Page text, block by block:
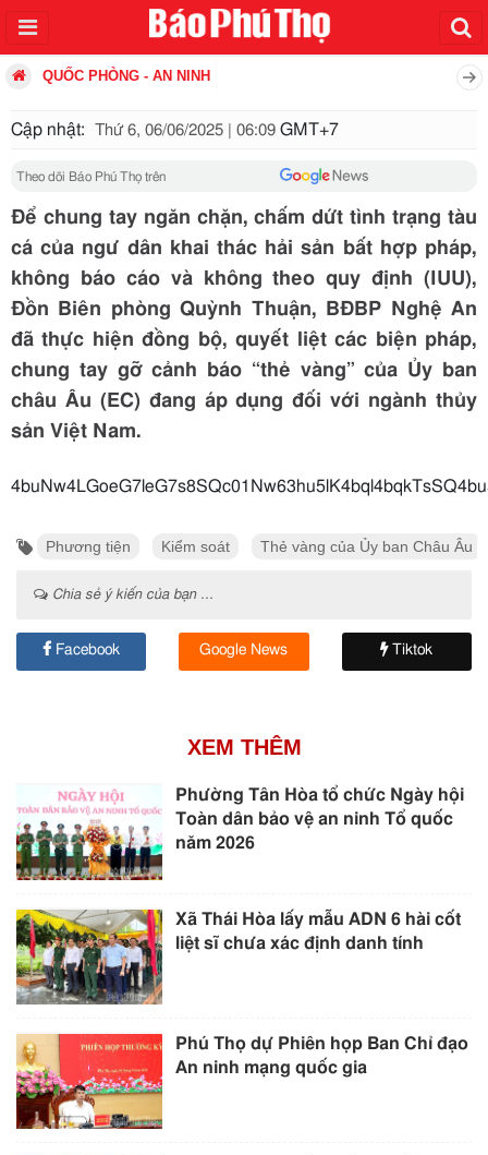
QUỐC PHÒNG - AN NINH
Cập nhật: Thứ 6, 06/06/2025 | 06:09 GMT+7
Theo dõi Báo Phú Thọ trên
Để chung tay ngăn chặn, chấm dứt tình trạng tàu
cá của ngư dân khai thác hải sản bất hợp pháp,
không báo cáo và không theo quy định (IUU),
Đồn Biên phòng Quỳnh Thuận, BĐBP Nghệ An
đã thực hiện đồng bộ, quyết liệt các biện pháp,
chung tay gỡ cảnh báo “thẻ vàng” của Ủy ban
châu Âu (EC) đang áp dụng đối với ngành thủy
sản Việt Nam.
Phương tiện Kiểm soát Thẻ vàng của Ủy ban Châu Âu
Chia sẻ ý kiến của bạn ...
Facebook Google News Tiktok
XEM THÊM
Phường Tân Hòa tổ chức Ngày hội
Toàn dân bảo vệ an ninh Tổ quốc
năm 2026
Xã Thái Hòa lấy mẫu ADN 6 hài cốt
liệt sĩ chưa xác định danh tính
Phú Thọ dự Phiên họp Ban Chỉ đạo
An ninh mạng quốc gia